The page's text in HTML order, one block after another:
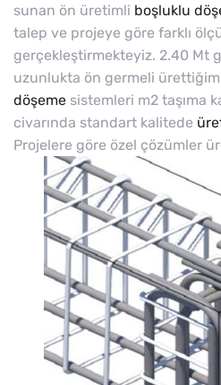
sunan ön üretimli boşluklu
talep ve projeye göre farklı
gerçekleştirmekteyiz. 2.40 Mt
uzunlukta ön germeli
döşeme sistemleri m2 taşıma
civarında standart kalitede
Projelere göre özel çözümler